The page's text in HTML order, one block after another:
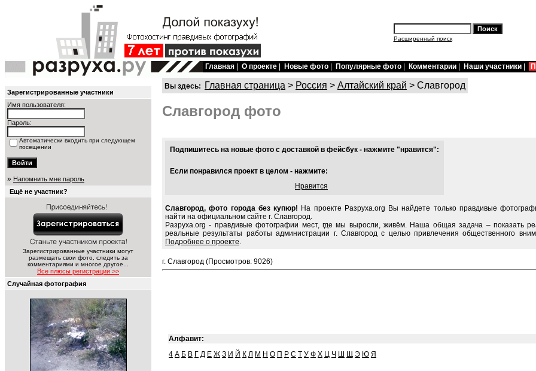
Расширенный поиск
Главная О проекте Новые фото Популярные фото Комментарии Наши участники
Зарегистрированные участники
Имя пользователя:
Пароль:
Автоматически входить при следующем
посещении
» Напомнить мне пароль
Ещё не участник?
Зарегистрированные участники могут
размещать свои фото, следить за
комментариями и многое другое...
Все плюсы регистрации >>
Случайная фотография
Вы здесь: Главная страница > Россия > Алтайский край > Славгород
Славгород фото
Подпишитесь на новые фото с доставкой в фейсбук - нажмите "нравится":
Если понравился проект в целом - нажмите:
Нравится
Славгород, фото города без купюр! На проекте Разруха.org Вы найдете только правдивые
найти на официальном сайте г. Славгород.
Разруха.org - правдивые фотографии мест, где мы выросли, живём. Наша общая задача – показать
реальные результаты работы администрации г. Славгород с целью привлечения общественного
Подробнее о проекте.
г. Славгород (Просмотров: 9026)
Алфавит:
4 А Б В Г Д Е Ж З И Й К Л М Н О П Р С Т У Ф Х Ц Ч Ш Щ Э Ю Я